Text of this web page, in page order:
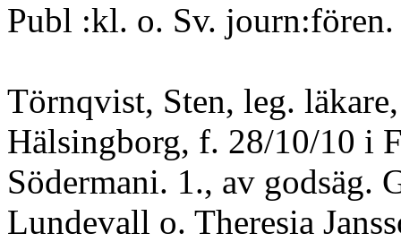
Publ :kl. o. Sv. journ:fören.
Törnqvist, Sten, leg. läkare,
Hälsingborg, f. 28/10/10 i
Södermani. 1., av godsäg.
Lundevall o. Theresia